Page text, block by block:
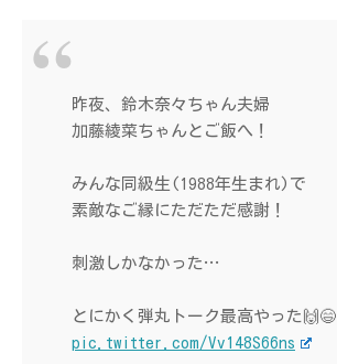
昨夜、鈴木奈々ちゃん夫婦
加藤綾菜ちゃんとご飯へ！
みんな同級生(1988年生まれ)で
素敵なご縁にただただ感謝！
刺激しかなかった…
とにかく弾丸トーク最高やった🙌😄
pic.twitter.com/Vv148S66ns